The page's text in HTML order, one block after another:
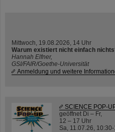
Mittwoch, 19.08.2026, 14 Uhr
Warum existiert nicht einfach
Hannah Elfner,
GSI/FAIR/Goethe-Universität
Anmeldung und weitere
SCIENCE POP-
geöffnet Di – Fr,
12 – 17 Uhr
Sa, 11.07.26,